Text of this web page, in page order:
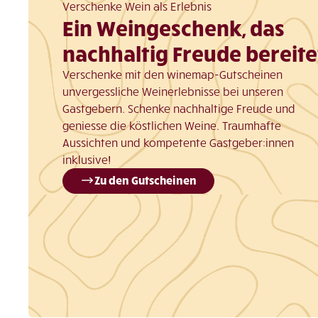
Verschenke Wein als Erlebnis
Ein Weingeschenk, das
nachhaltig Freude
Verschenke mit den winemap-Gutscheinen
unvergessliche Weinerlebnisse bei unseren
Gastgebern. Schenke nachhaltige Freude und
geniesse die köstlichen Weine. Traumhafte
Aussichten und kompetente Gastgeber:innen
inklusive!
Zu den Gutscheinen